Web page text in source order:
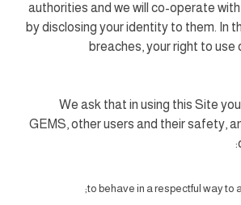
authorities and we will co-operate
by disclosing your identity to them. In
breaches, your right to use
We ask that in using this Site
GEMS, other users and their safety,
to behave in a respectful way to